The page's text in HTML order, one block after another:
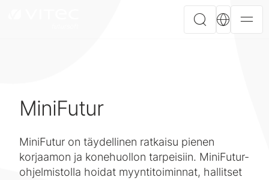
MiniFutur
MiniFutur on täydellinen ratkaisu pienen
korjaamon ja konehuollon tarpeisiin. MiniFutur-
ohjelmistolla hoidat myyntitoiminnat, hallitset